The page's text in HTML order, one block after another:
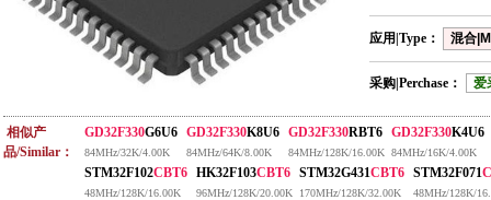
应用|Type： 混合
采购|Perchase： 爱
相似产
品/Similar：
GD32F330G6U6
84MHz/32K/4.00K
GD32F330K8U6
84MHz/64K/8.00K
GD32F330RBT6
84MHz/128K/16.00K
GD32F330K4U6
84MHz/16K/4.00K
STM32F102CBT6
48MHz/128K/16.00K
HK32F103CBT6
96MHz/128K/20.00K
STM32G431CBT6
170MHz/128K/32.00K
STM32F071
48MHz/128K/